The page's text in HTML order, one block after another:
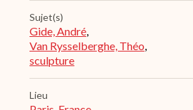
Sujet(s)
Gide, André,
Van Rysselberghe, Théo,
sculpture
Lieu